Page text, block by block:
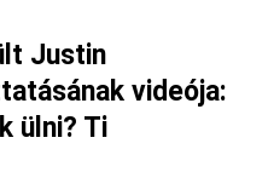
Justin
videója:
ülni? Ti